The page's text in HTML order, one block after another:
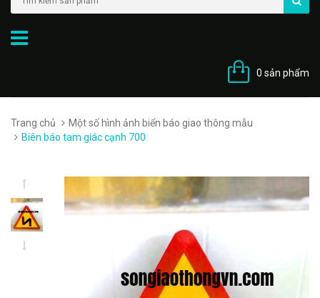
0 sản phẩm
Trang chủ
Một số hình ảnh biển báo giao thông mẫu
Biên báo tam giác cạnh 700